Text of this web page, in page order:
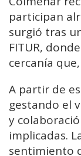
participan
surgió tras
FITUR,
cercanía
A partir de
gestando el
y
implicadas.
sentimiento